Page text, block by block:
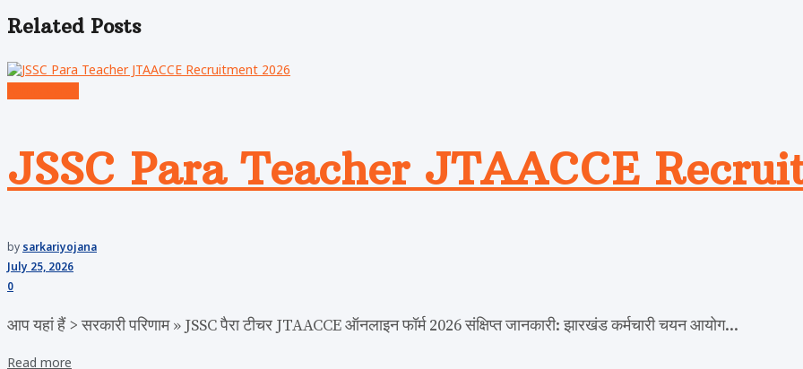
Related Posts
JSSC Para Teacher JTAACCE
by sarkariyojana
July 25, 2026
0
आप यहां हैं > सरकारी परिणाम » JSSC पैरा टीचर JTAACCE ऑनलाइन फॉर्म 2026 संक्षिप्त जानकारी: झारखंड कर्मचारी चयन आयोग...
Read more